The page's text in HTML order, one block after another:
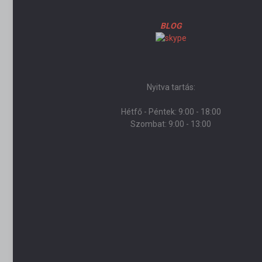
BLOG
Nyitva tartás:
Hétfő - Péntek: 9:00 - 18:00
Szombat: 9:00 - 13:00